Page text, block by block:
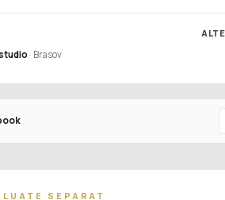
· Brasov
SEPARAT